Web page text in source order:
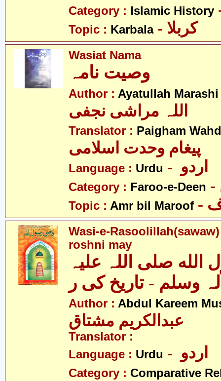
Category : Islamic History
Topic : Karbala - کربلا
Wasiat Nama
وصیت نامہ
Author : Ayatullah
اللہ مراشی نجفی
Translator : Paigham
پیغام وحدت اسلامی
Language : Urdu
Category : Faroo-e-Deen
Topic : Amr bil Maroof
Wasi-e-
roshni may
صلی اللہ علیہ
وسلم - تاریخ کی ر
Author : Abdul Kareem
عبدالکریم مشتاق
Translator :
Language : Urdu
Category : Comparative